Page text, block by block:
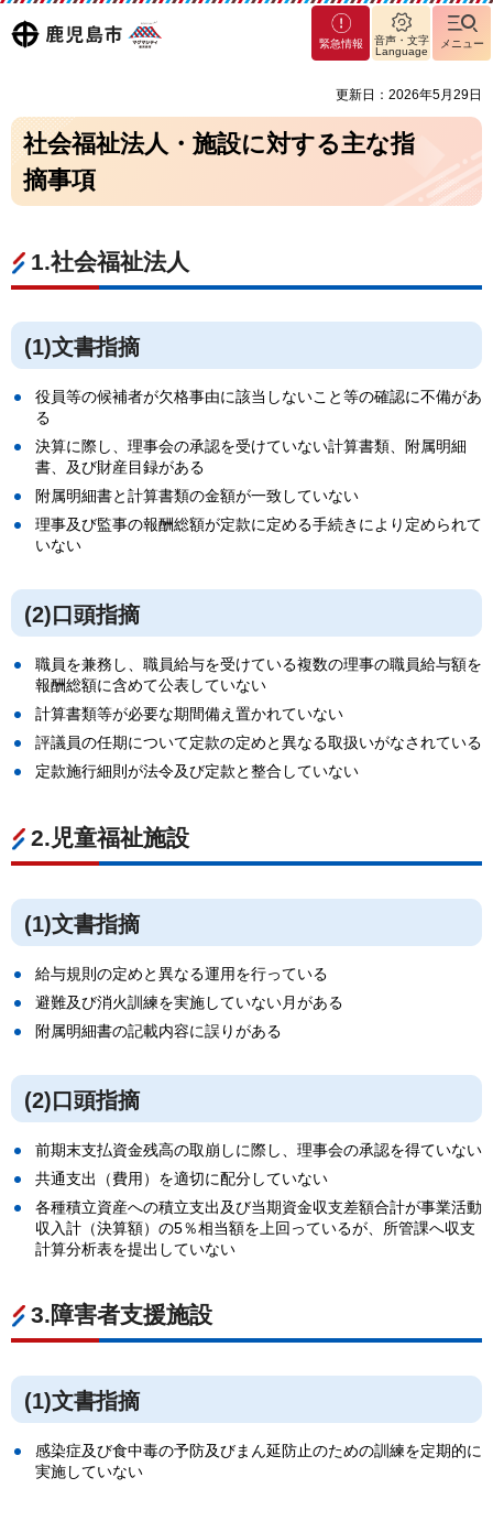
鹿児島
マグ
マシ
緊急情報
音声・文字
Language
メニュー
更新日：2026年5月29日
社会福祉法人・施設に対する主な指
摘事項
1.社会福祉法人
(1)文書指摘
役員等の候補者が欠格事由に該当しないこと等の確認に不備があ
る
決算に際し、理事会の承認を受けていない計算書類、附属明細
書、及び財産目録がある
附属明細書と計算書類の金額が一致していない
理事及び監事の報酬総額が定款に定める手続きにより定められて
いない
(2)口頭指摘
職員を兼務し、職員給与を受けている複数の理事の職員給与額を
報酬総額に含めて公表していない
計算書類等が必要な期間備え置かれていない
評議員の任期について定款の定めと異なる取扱いがなされている
定款施行細則が法令及び定款と整合していない
2.児童福祉施設
(1)文書指摘
給与規則の定めと異なる運用を行っている
避難及び消火訓練を実施していない月がある
附属明細書の記載内容に誤りがある
(2)口頭指摘
前期末支払資金残高の取崩しに際し、理事会の承認を得ていない
共通支出（費用）を適切に配分していない
各種積立資産への積立支出及び当期資金収支差額合計が事業活動
収入計（決算額）の5％相当額を上回っているが、所管課へ収支
計算分析表を提出していない
3.障害者支援施設
(1)文書指摘
感染症及び食中毒の予防及びまん延防止のための訓練を定期的に
実施していない